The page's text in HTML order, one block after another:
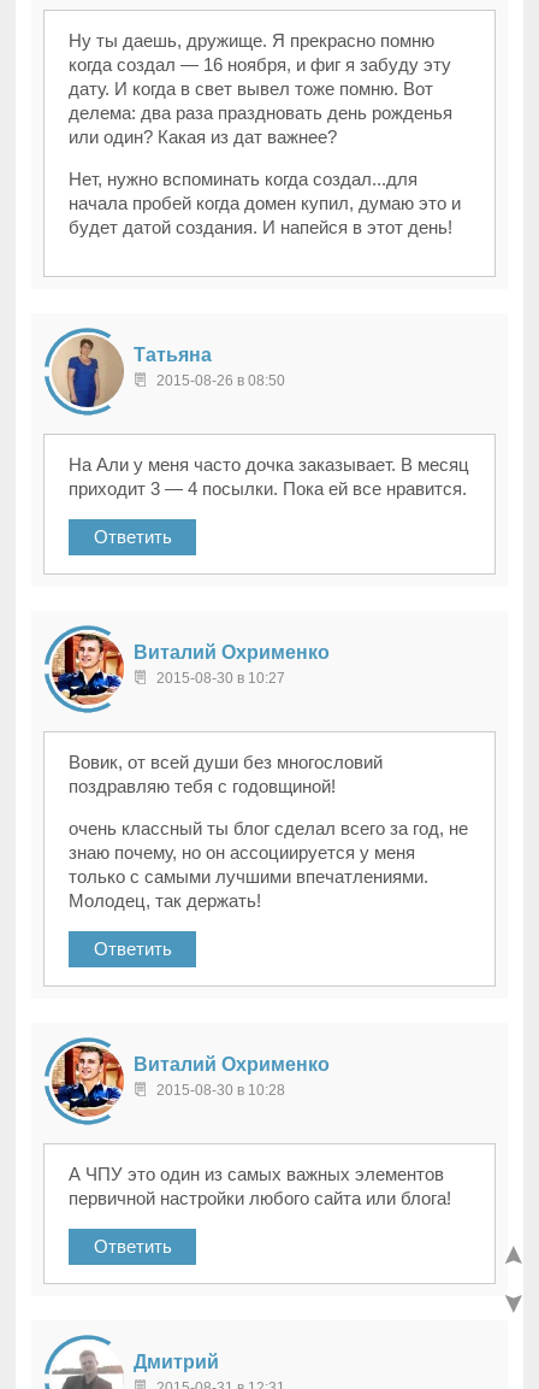
Ну ты даешь, дружище. Я прекрасно помню
когда создал — 16 ноября, и фиг я забуду эту
дату. И когда в свет вывел тоже помню. Вот
делема: два раза праздновать день рожденья
или один? Какая из дат важнее?
Нет, нужно вспоминать когда создал...для
начала пробей когда домен купил, думаю это и
будет датой создания. И напейся в этот день!
Татьяна
2015-08-26 в 08:50
На Али у меня часто дочка заказывает. В месяц
приходит 3 — 4 посылки. Пока ей все нравится.
Ответить
Виталий Охрименко
2015-08-30 в 10:27
Вовик, от всей души без многословий
поздравляю тебя с годовщиной!
очень классный ты блог сделал всего за год, не
знаю почему, но он ассоциируется у меня
только с самыми лучшими впечатлениями.
Молодец, так держать!
Ответить
Виталий Охрименко
2015-08-30 в 10:28
А ЧПУ это один из самых важных элементов
первичной настройки любого сайта или блога!
Ответить
Дмитрий